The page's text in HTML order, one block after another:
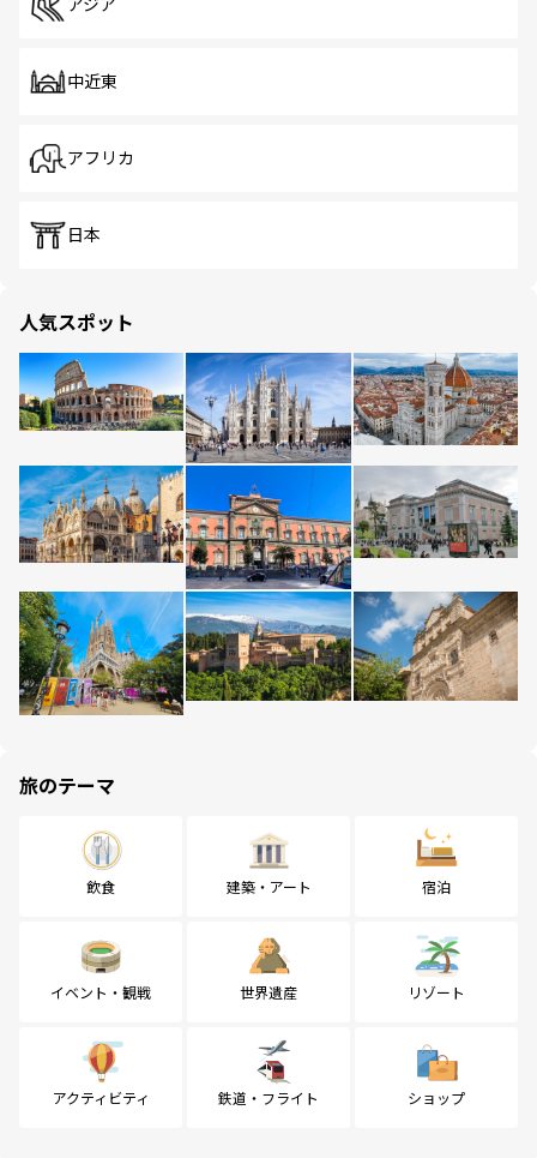
アジア
中近東
アフリカ
日本
人気スポット
旅のテーマ
飲食 建築・アート 宿泊
イベント・観戦 世界遺産 リゾート
アクティビティ 鉄道・フライト ショップ